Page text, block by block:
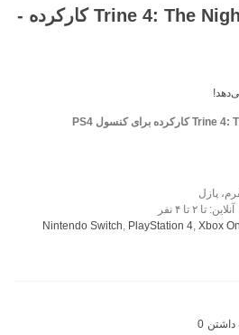
بازی Trine 4: The Nightmare Prince کارکرده -
پازل
۲ تا ۴ نفر
Nintendo Switch PlayStation 4, Xbox
0